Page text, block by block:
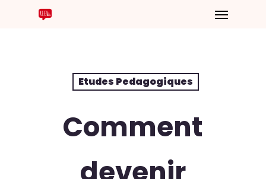
Etudes Pedagogiques
Comment